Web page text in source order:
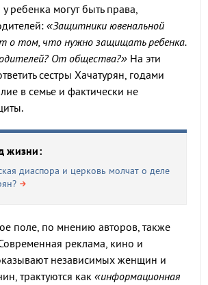
у ребенка могут быть права,
«Защитники ювенальной
о том, что нужно защищать ребенка.
От общества?» На эти
сестры Хачатурян, годами
в семье и фактически не
жизни:
диаспора и церковь молчат о деле
поле, по мнению авторов, также
реклама, кино и
независимых женщин и
трактуются как «информационная